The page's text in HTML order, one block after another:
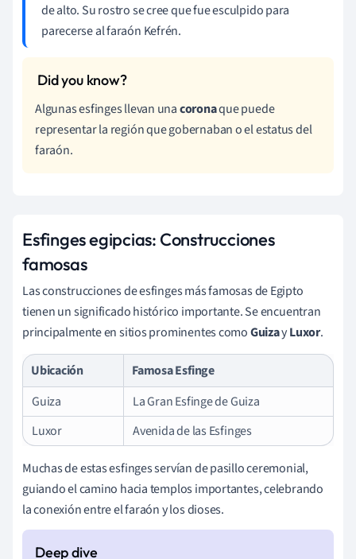
de alto. Su rostro se cree que fue esculpido para
parecerse al faraón Kefrén.
Algunas esfinges llevan unacoronaque puede
representar la región que gobernaban o el estatus del
faraón.
Esfinges egipcias: Construcciones
famosas
Las construcciones de esfinges más famosas de Egipto
tienen un significado histórico importante. Se encuentran
principalmente en sitios prominentes comoGuizayLuxor.
Ubicación
Famosa Esfinge
Guiza
La Gran Esfinge de Guiza
Luxor
Avenida de las Esfinges
Muchas de estas esfinges servían de pasillo ceremonial,
guiando el camino hacia templos importantes, celebrando
la conexión entre el faraón y los dioses.